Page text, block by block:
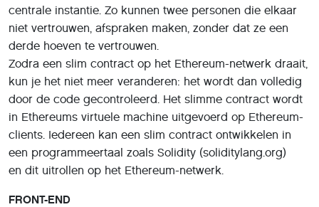
centrale instantie. Zo kunnen twee personen die elkaar
niet vertrouwen, afspraken maken, zonder dat ze een
derde hoeven te vertrouwen.
Zodra een slim contract op het Ethereum-netwerk draait,
kun je het niet meer veranderen: het wordt dan volledig
door de code gecontroleerd. Het slimme contract wordt
in Ethereums virtuele machine uitgevoerd op Ethereum-
clients. Iedereen kan een slim contract ontwikkelen in
een programmeertaal zoals Solidity (soliditylang.org)
en dit uitrollen op het Ethereum-netwerk.
FRONT-END